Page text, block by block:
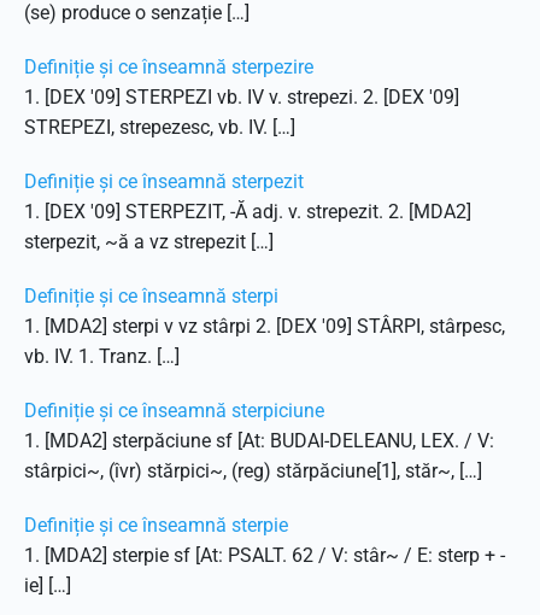
(se) produce o senzație […]
Definiție și ce înseamnă sterpezire
1. [DEX '09] STERPEZI vb. IV v. strepezi. 2. [DEX '09]
STREPEZI, strepezesc, vb. IV. […]
Definiție și ce înseamnă sterpezit
1. [DEX '09] STERPEZIT, -Ă adj. v. strepezit. 2. [MDA2]
sterpezit, ~ă a vz strepezit […]
Definiție și ce înseamnă sterpi
1. [MDA2] sterpi v vz stârpi 2. [DEX '09] STÂRPI, stârpesc,
vb. IV. 1. Tranz. […]
Definiție și ce înseamnă sterpiciune
1. [MDA2] sterpăciune sf [At: BUDAI-DELEANU, LEX. / V:
stârpici~, (îvr) stărpici~, (reg) stărpăciune[1], stăr~, […]
Definiție și ce înseamnă sterpie
1. [MDA2] sterpie sf [At: PSALT. 62 / V: stâr~ / E: sterp + -
ie] […]